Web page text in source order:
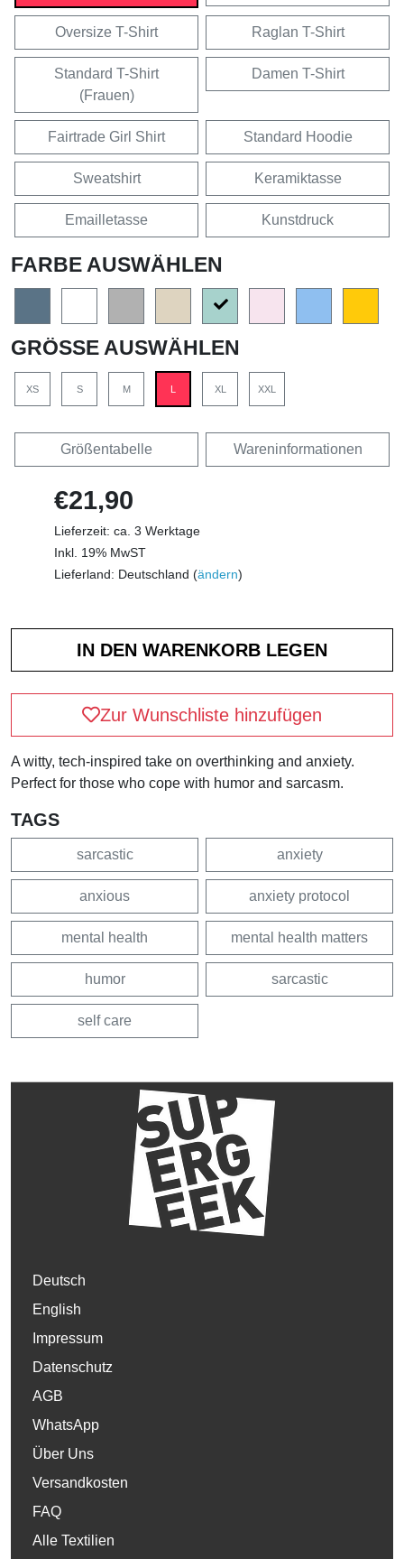
Oversize T-Shirt Raglan T-Shirt
Standard T-Shirt
(Frauen)
Damen T-Shirt
Fairtrade Girl Shirt Standard Hoodie
Sweatshirt Keramiktasse
Emailletasse Kunstdruck
FARBE AUSWÄHLEN
GRÖSSE AUSWÄHLEN
XS S M L XL XXL
Größentabelle Wareninformationen
€21,90
Lieferzeit: ca. 3 Werktage
Inkl. 19% MwST
Lieferland: Deutschland (ändern)
Zur Wunschliste hinzufügen
A witty, tech-inspired take on overthinking and anxiety.
Perfect for those who cope with humor and sarcasm.
TAGS
sarcastic anxiety
anxious anxiety protocol
mental health mental health matters
humor sarcastic
self care
Deutsch
English
Impressum
Datenschutz
AGB
WhatsApp
Über Uns
Versandkosten
FAQ
Alle Textilien